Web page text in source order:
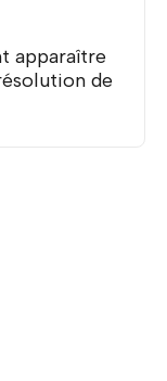
apparaître
de